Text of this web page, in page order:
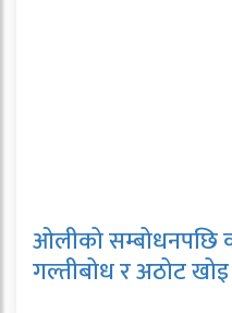
ओलीको सम्बोधनपछि
गल्तीबोध र अठोट